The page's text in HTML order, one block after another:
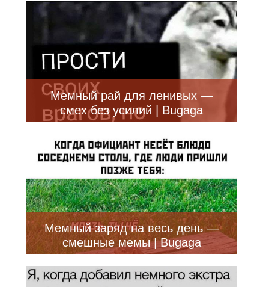
Мемный рай для ленивых —
смех без усилий | Bugaga
Мемный заряд на весь день —
смешные мемы | Bugaga